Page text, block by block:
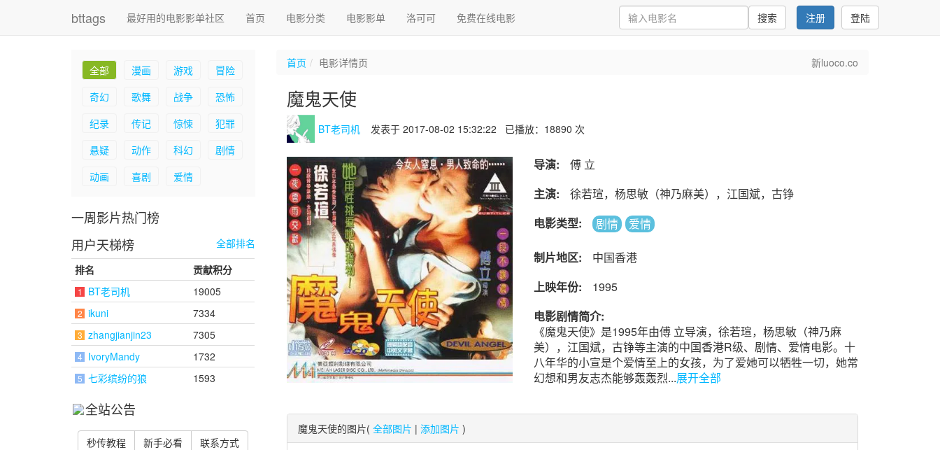
bttags 最好用的电影影单社区 首页 电影分类 电影影单 洛可可 免费在线电影 搜索 注册 登陆
全部 漫画 游戏
冒险
奇幻
歌舞 战争
恐怖
纪录
传记 惊悚
犯罪
悬疑
动作 科幻
剧情
动画
喜剧 爱情
一周影片热门榜
用户天梯榜
全部排名
排名
贡献积分
1 BT老司机 19005
2 ikuni 7334
3 zhangjianjin23 7305
4 IvoryMandy 1732
5 七彩缤纷的狼 1593
全站公告
秒传教程 新手必看 联系方式
首页 电影详情页 新luoco.co
魔鬼天使
BT老司机 发表于 2017-08-02 15:32:22 已播放：18890 次
导演:
傅 立
主演:
徐若瑄，杨思敏（神乃麻美），江国斌，古铮
电影类型:
剧情 爱情
制片地区:
中国香港
上映年份:
1995
电影剧情简介:
《魔鬼天使》是1995年由傅 立导演，徐若瑄，杨思敏（神乃麻
美），江国斌，古铮等主演的中国香港R级、剧情、爱情电影。十
八年华的小宣是个爱情至上的女孩，为了爱她可以牺牲一切，她常
幻想和男友志杰能够轰轰烈...展开全部
魔鬼天使的图片( 全部图片 | 添加图片 )